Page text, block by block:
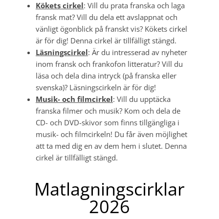
Kökets cirkel: Vill du prata franska och laga
fransk mat? Vill du dela ett avslappnat och
vänligt ögonblick på franskt vis? Kökets cirkel
är för dig! Denna cirkel är tillfälligt stängd.
Läsningscirkel: Är du intresserad av nyheter
inom fransk och frankofon litteratur? Vill du
läsa och dela dina intryck (på franska eller
svenska)? Läsningscirkeln är för dig!
Musik- och filmcirkel: Vill du upptäcka
franska filmer och musik? Kom och dela de
CD- och DVD-skivor som finns tillgängliga i
musik- och filmcirkeln! Du får även möjlighet
att ta med dig en av dem hem i slutet. Denna
cirkel är tillfälligt stängd.
Matlagningscirklar
2026